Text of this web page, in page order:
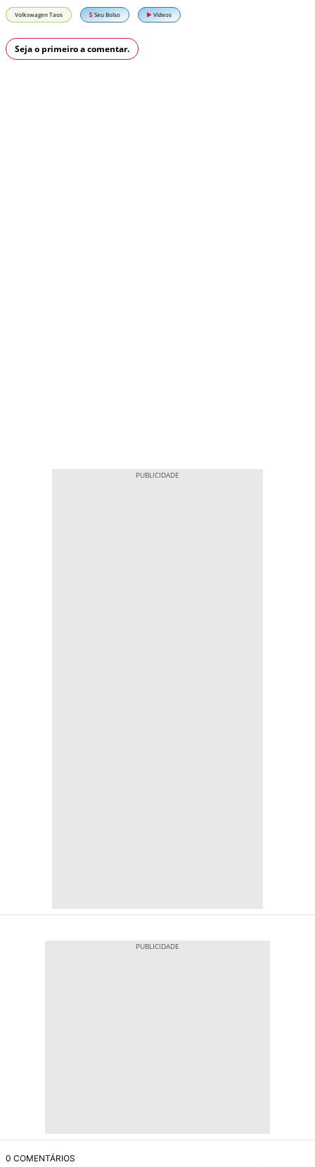
Volkswagen Taos Seu Bolso Vídeos
Seja o primeiro a comentar.
0 COMENTÁRIOS